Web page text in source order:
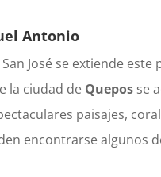
Antonio
José se extiende
la ciudad de Quepos se
paisajes,
encontrarse algunos